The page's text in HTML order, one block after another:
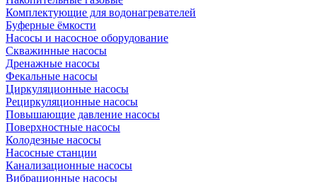
Комплектующие для водонагревателей
Буферные ёмкости
Насосы и насосное оборудование
Скважинные насосы
Дренажные насосы
Фекальные насосы
Циркуляционные насосы
Рециркуляционные насосы
Повышающие давление насосы
Поверхностные насосы
Колодезные насосы
Насосные станции
Канализационные насосы
Вибрационные насосы